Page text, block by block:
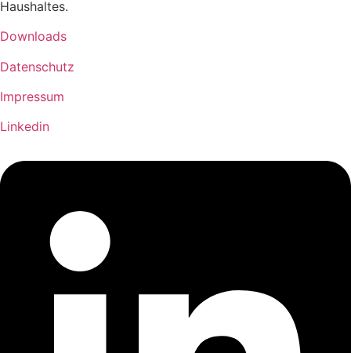
Haushaltes.
Downloads
Datenschutz
Impressum
Linkedin